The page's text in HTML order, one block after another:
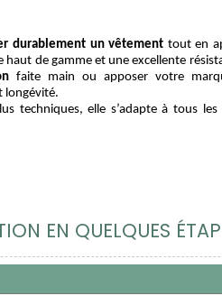
durablement un vêtement tout en
de gamme et une excellente
faite main ou apposer votre
longévité.
techniques, elle s’adapte à tous les
EN QUELQUES